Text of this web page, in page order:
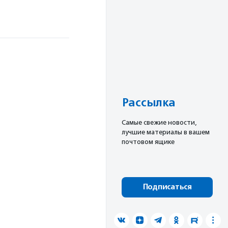
Рассылка
Cамые свежие новости,
лучшие материалы в вашем
почтовом ящике
Подписаться